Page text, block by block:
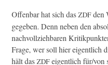
Offen­bar hat sich das ZDF den
gegeben. Denn neben den
nachvol­lziehbaren
Frage, wer soll hier eigentlich
hält das ZDF eigentlich für/von